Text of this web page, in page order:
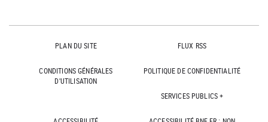
PLAN DU SITE FLUX RSS
CONDITIONS GÉNÉRALES
D'UTILISATION
POLITIQUE DE CONFIDENTIALITÉ
SERVICES PUBLICS +